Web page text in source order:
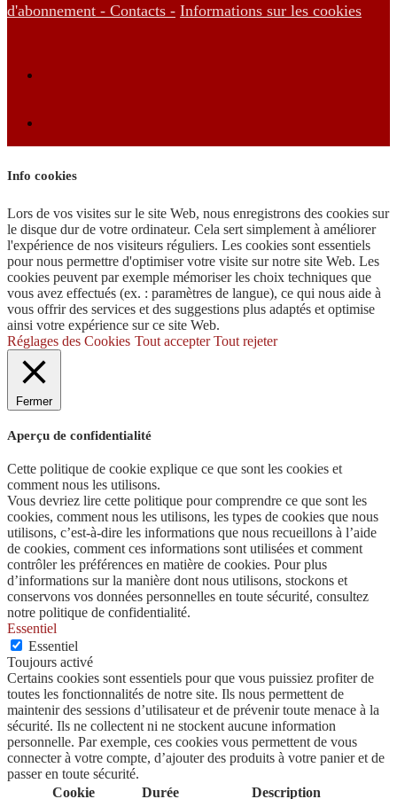
d'abonnement - Contacts - Informations sur les cookies
Info cookies
Lors de vos visites sur le site Web, nous enregistrons des cookies sur
le disque dur de votre ordinateur. Cela sert simplement à améliorer
l'expérience de nos visiteurs réguliers. Les cookies sont essentiels
pour nous permettre d'optimiser votre visite sur notre site Web. Les
cookies peuvent par exemple mémoriser les choix techniques que
vous avez effectués (ex. : paramètres de langue), ce qui nous aide à
vous offrir des services et des suggestions plus adaptés et optimise
ainsi votre expérience sur ce site Web.
Réglages des Cookies Tout accepter Tout rejeter
Fermer
Aperçu de confidentialité
Cette politique de cookie explique ce que sont les cookies et
comment nous les utilisons.
Vous devriez lire cette politique pour comprendre ce que sont les
cookies, comment nous les utilisons, les types de cookies que nous
utilisons, c’est-à-dire les informations que nous recueillons à l’aide
de cookies, comment ces informations sont utilisées et comment
contrôler les préférences en matière de cookies. Pour plus
d’informations sur la manière dont nous utilisons, stockons et
conservons vos données personnelles en toute sécurité, consultez
notre politique de confidentialité.
Essentiel
Essentiel
Toujours activé
Certains cookies sont essentiels pour que vous puissiez profiter de
toutes les fonctionnalités de notre site. Ils nous permettent de
maintenir des sessions d’utilisateur et de prévenir toute menace à la
sécurité. Ils ne collectent ni ne stockent aucune information
personnelle. Par exemple, ces cookies vous permettent de vous
connecter à votre compte, d’ajouter des produits à votre panier et de
passer en toute sécurité.
Cookie
Durée Description